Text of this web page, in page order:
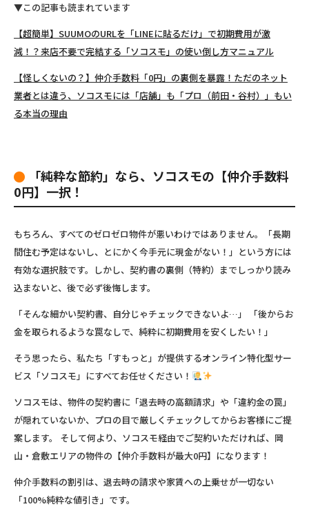
▼この記事も読まれています
【超簡単】SUUMOのURLを「LINEに貼るだけ」で初期費用が激
減！？来店不要で完結する「ソコスモ」の使い倒し方マニュアル
【怪しくないの？】仲介手数料「0円」の裏側を暴露！ただのネット
業者とは違う、ソコスモには「店舗」も「プロ（前田・谷村）」もい
る本当の理由
「純粋な節約」なら、ソコスモの【仲介手数料
0円】一択！
もちろん、すべてのゼロゼロ物件が悪いわけではありません。「長期
間住む予定はないし、とにかく今手元に現金がない！」という方には
有効な選択肢です。しかし、契約書の裏側（特約）までしっかり読み
込まないと、後で必ず後悔します。
「そんな細かい契約書、自分じゃチェックできないよ…」 「後からお
金を取られるような罠なしで、純粋に初期費用を安くしたい！」
そう思ったら、私たち「すもっと」が提供するオンライン特化型サー
ビス 「ソコスモ」 にすべてお任せください！
ソコスモは、物件の契約書に「退去時の高額請求」や「違約金の罠」
が隠れていないか、プロの目で厳しくチェックしてからお客様にご提
案します。 そして何より、ソコスモ経由でご契約いただければ、岡
山・倉敷エリアの物件の 【仲介手数料が最大0円】 になります！
仲介手数料の割引は、退去時の請求や家賃への上乗せが一切ない
「100%純粋な値引き」 です。